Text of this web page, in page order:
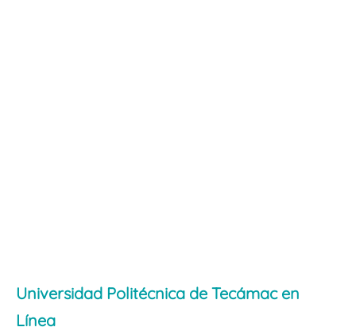
Universidad Politécnica de Tecámac en
Línea